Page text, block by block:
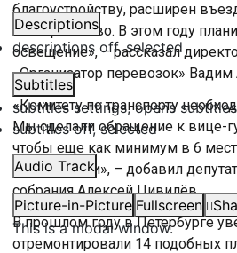
Descriptions
descriptions off, selected
Subtitles
subtitles settings, opens
subtitles off, selected
Audio Track
Picture-in-Picture Fullscreen
This is a modal window.
благоустройству, расширен
электричество. В этом году
освещение», – рассказал
«Организатор перевозок» Вадим
«Комитету по транспорту
Мы сделали обращение к вице-
чтобы еще как минимум в 6
оборудовали», – добавил
собрания Алексей Цивилёв.
В прошлом году в Петербурге
отремонтировали 14 подобных